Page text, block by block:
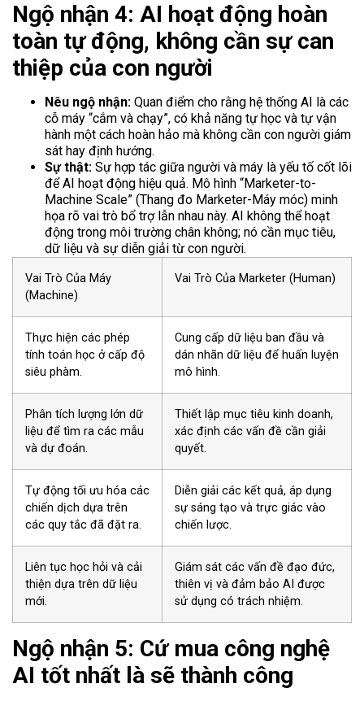
Ngộ nhận 4: AI hoạt động hoàn
toàn tự động, không cần sự can
thiệp của con người
Nêu ngộ nhận: Quan điểm cho rằng hệ thống AI là các
cỗ máy “cắm và chạy”, có khả năng tự học và tự vận
hành một cách hoàn hảo mà không cần con người giám
sát hay định hướng.
Sự thật: Sự hợp tác giữa người và máy là yếu tố cốt lõi
để AI hoạt động hiệu quả. Mô hình “Marketer-to-
Machine Scale” (Thang đo Marketer-Máy móc) minh
họa rõ vai trò bổ trợ lẫn nhau này. AI không thể hoạt
động trong môi trường chân không; nó cần mục tiêu,
dữ liệu và sự diễn giải từ con người.
Vai Trò Của Máy
(Machine)
Vai Trò Của Marketer (Human)
Thực hiện các phép
tính toán học ở cấp độ
siêu phàm.
Cung cấp dữ liệu ban đầu và
dán nhãn dữ liệu để huấn luyện
mô hình.
Phân tích lượng lớn dữ
liệu để tìm ra các mẫu
và dự đoán.
Thiết lập mục tiêu kinh doanh,
xác định các vấn đề cần giải
quyết.
Tự động tối ưu hóa các
chiến dịch dựa trên
các quy tắc đã đặt ra.
Diễn giải các kết quả, áp dụng
sự sáng tạo và trực giác vào
chiến lược.
Liên tục học hỏi và cải
thiện dựa trên dữ liệu
mới.
Giám sát các vấn đề đạo đức,
thiên vị và đảm bảo AI được
sử dụng có trách nhiệm.
Ngộ nhận 5: Cứ mua công nghệ
AI tốt nhất là sẽ thành công